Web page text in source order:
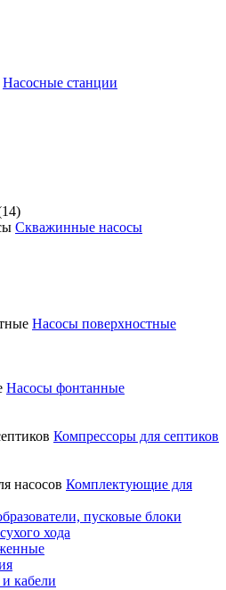
Насосные станции
Скважинные насосы
Насосы поверхностные
Насосы фонтанные
Компрессоры для септиков
Комплектующие для
пусковые блоки
хода
кабели